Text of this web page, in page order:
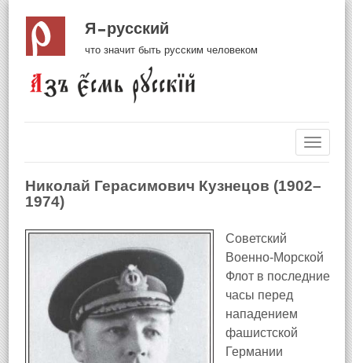
Я русский
что значит быть русским человеком
Николай Герасимович Кузнецов (1902–
1974)
Советский
Военно-Морской
Флот в последние
часы перед
нападением
фашистской
Германии